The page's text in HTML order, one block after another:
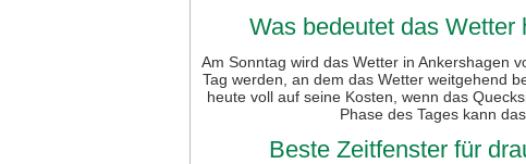
Was bedeutet das Wetter
Am Sonntag wird das Wetter in Ankershagen
Tag werden, an dem das Wetter weitgehend
heute voll auf seine Kosten, wenn das
Phase des Tages kann
Beste Zeitfenster für